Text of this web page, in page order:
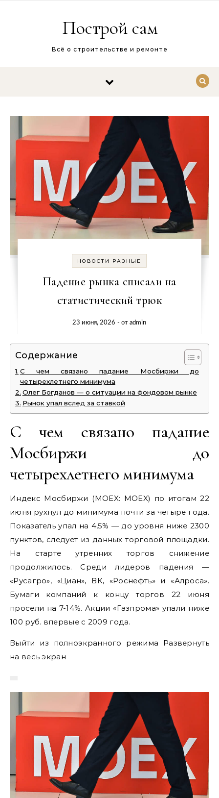
Построй сам
Всё о строительстве и ремонте
НОВОСТИ РАЗНЫЕ
Падение рынка списали на
статистический трюк
23 июня, 2026 - отadmin
Содержание
С чем связано падание Мосбиржи до
четырехлетнего минимума
Олег Богданов — о ситуации на фондовом рынке
Рынок упал вслед за ставкой
С чем связано падание
Мосбиржи до
четырехлетнего минимума
Индекс Мосбиржи (MOEX: MOEX) по итогам 22
июня рухнул до минимума почти за четыре года.
Показатель упал на 4,5% — до уровня ниже 2300
пунктов, следует из данных торговой площадки.
На старте утренних торгов снижение
продолжилось. Среди лидеров падения —
«Русагро», «Циан», ВК, «Роснефть» и «Алроса».
Бумаги компаний к концу торгов 22 июня
просели на 7-14%. Акции «Газпрома» упали ниже
100 руб. впервые с 2009 года.
Выйти из полноэкранного режима Развернуть
на весь экран